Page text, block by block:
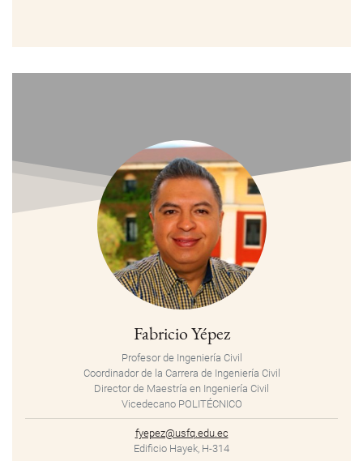
Fabricio Yépez
Profesor de Ingeniería Civil
Coordinador de la Carrera de Ingeniería Civil
Director de Maestría en Ingeniería Civil
Vicedecano POLITÉCNICO
fyepez@usfq.edu.ec
Edificio Hayek, H-314